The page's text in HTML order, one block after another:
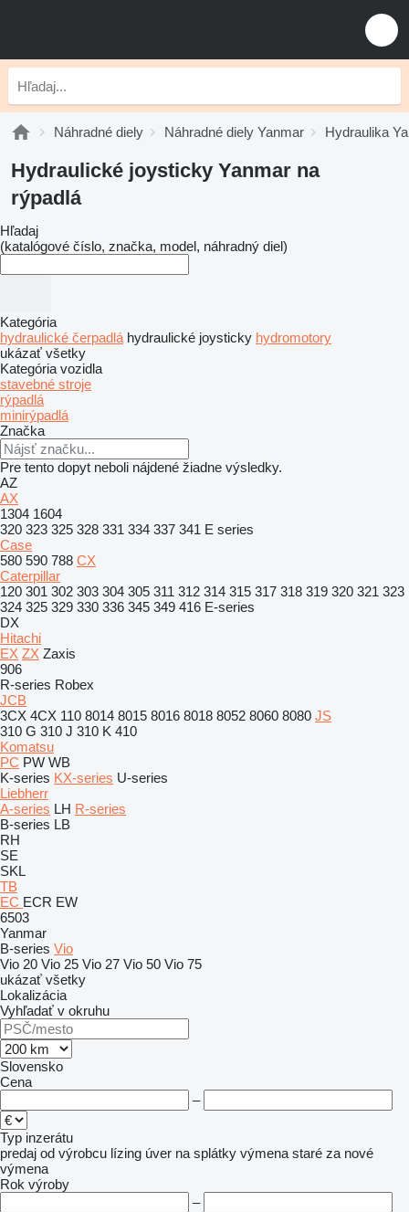
Náhradné diely Náhradné diely Yanmar Hydraulika
Hydraulické joysticky Yanmar na
rýpadlá
Hľadaj
(katalógové číslo, značka, model, náhradný diel)
Kategória
hydraulické čerpadlá hydraulické joysticky hydromotory
ukázať všetky
Kategória vozidla
stavebné stroje
rýpadlá
minirýpadlá
Značka
Pre tento dopyt neboli nájdené žiadne výsledky.
AZ
AX
1304 1604
320 323 325 328 331 334 337 341 E series
Case
580 590 788 CX
Caterpillar
120 301 302 303 304 305 311 312 314 315 317 318 319 320 321 323
324 325 329 330 336 345 349 416 E-series
DX
Hitachi
EX ZX Zaxis
906
R-series Robex
JCB
3CX 4CX 110 8014 8015 8016 8018 8052 8060 8080 JS
310 G 310 J 310 K 410
Komatsu
PC PW WB
K-series KX-series U-series
Liebherr
A-series LH R-series
B-series LB
RH
SE
SKL
TB
EC ECR EW
6503
Yanmar
B-series Vio
Vio 20 Vio 25 Vio 27 Vio 50 Vio 75
ukázať všetky
Lokalizácia
Vyhľadať v okruhu
Slovensko
Cena
–
Typ inzerátu
predaj od výrobcu lízing úver na splátky výmena staré za nové
výmena
Rok výroby
–